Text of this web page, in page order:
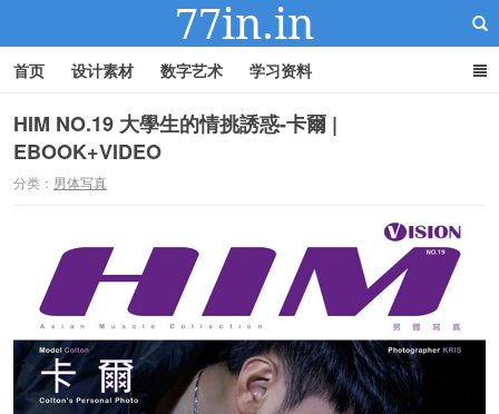
首页 设计素材 数字艺术 学习资料
HIM NO.19 大學生的情挑誘惑-卡爾 |
EBOOK+VIDEO
分类： 男体写真